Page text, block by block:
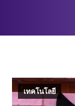
เทคโนโลยี